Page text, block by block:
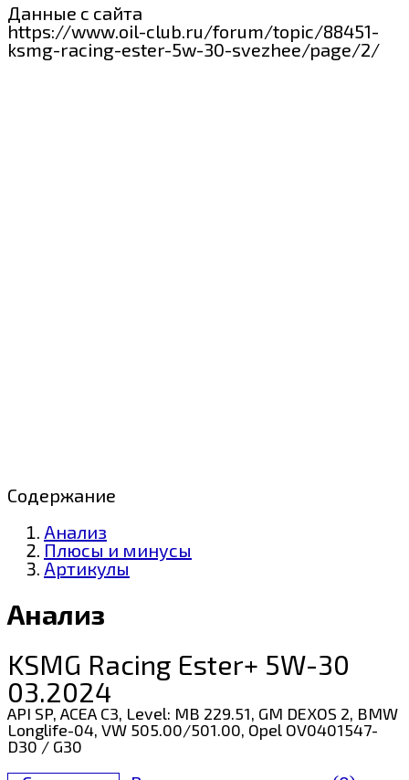
Данные с сайта
https://www.oil-club.ru/forum/topic/88451-
ksmg-racing-ester-5w-30-svezhee/page/2/
Содержание
Анализ
Плюсы и минусы
Артикулы
Анализ
KSMG Racing Ester+ 5W-30
03.2024
API SP, ACEA C3, Level: MB 229.51, GM DEXOS 2, BMW
Longlife-04, VW 505.00/501.00, Opel OV0401547-
D30 / G30